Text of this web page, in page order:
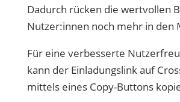
Dadurch rücken die wertvollen
Nutzer:innen noch mehr in den
Für eine verbesserte
kann der Einladungslink auf
mittels eines Copy-Buttons